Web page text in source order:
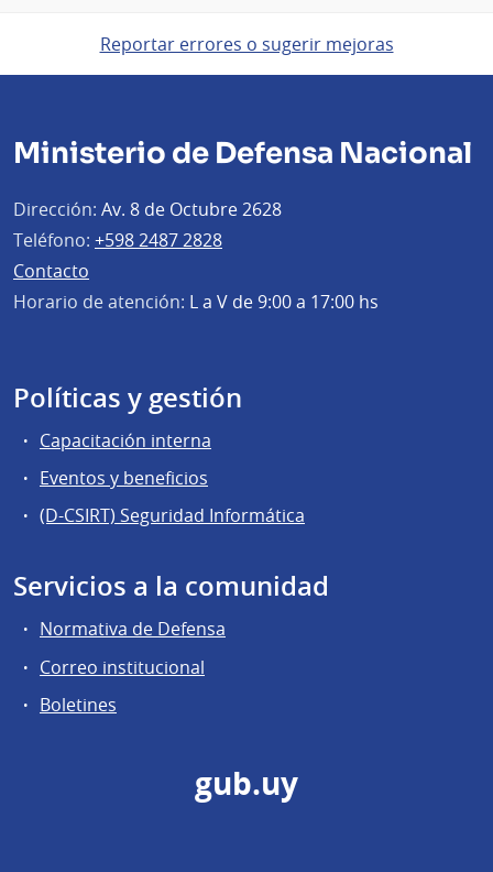
Reportar errores o sugerir mejoras
Ministerio de Defensa Nacional
Dirección: Av. 8 de Octubre 2628
Teléfono: +598 2487 2828
Contacto
Horario de atención: L a V de 9:00 a 17:00 hs
Políticas y gestión
Capacitación interna
Eventos y beneficios
(D-CSIRT) Seguridad Informática
Servicios a la comunidad
Normativa de Defensa
Correo institucional
Boletines
gub.uy